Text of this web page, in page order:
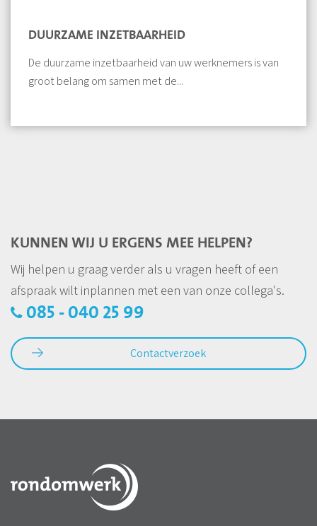
DUURZAME INZETBAARHEID
De duurzame inzetbaarheid van uw werknemers is van
groot belang om samen met de...
KUNNEN WIJ U ERGENS MEE HELPEN?
Wij helpen u graag verder als u vragen heeft of een
afspraak wilt inplannen met een van onze collega's.
085 - 040 25 99
Contactverzoek